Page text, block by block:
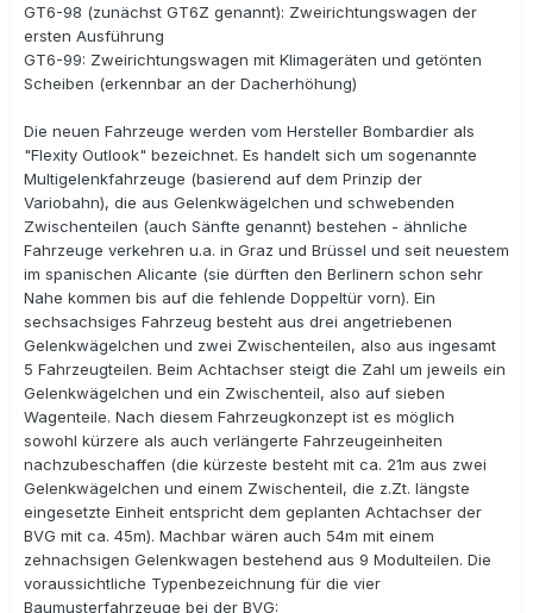
GT6-98 (zunächst GT6Z genannt): Zweirichtungswagen der
ersten Ausführung
GT6-99: Zweirichtungswagen mit Klimageräten und getönten
Scheiben (erkennbar an der Dacherhöhung)
Die neuen Fahrzeuge werden vom Hersteller Bombardier als
"Flexity Outlook" bezeichnet. Es handelt sich um sogenannte
Multigelenkfahrzeuge (basierend auf dem Prinzip der
Variobahn), die aus Gelenkwägelchen und schwebenden
Zwischenteilen (auch Sänfte genannt) bestehen - ähnliche
Fahrzeuge verkehren u.a. in Graz und Brüssel und seit neuestem
im spanischen Alicante (sie dürften den Berlinern schon sehr
Nahe kommen bis auf die fehlende Doppeltür vorn). Ein
sechsachsiges Fahrzeug besteht aus drei angetriebenen
Gelenkwägelchen und zwei Zwischenteilen, also aus ingesamt
5 Fahrzeugteilen. Beim Achtachser steigt die Zahl um jeweils ein
Gelenkwägelchen und ein Zwischenteil, also auf sieben
Wagenteile. Nach diesem Fahrzeugkonzept ist es möglich
sowohl kürzere als auch verlängerte Fahrzeugeinheiten
nachzubeschaffen (die kürzeste besteht mit ca. 21m aus zwei
Gelenkwägelchen und einem Zwischenteil, die z.Zt. längste
eingesetzte Einheit entspricht dem geplanten Achtachser der
BVG mit ca. 45m). Machbar wären auch 54m mit einem
zehnachsigen Gelenkwagen bestehend aus 9 Modulteilen. Die
voraussichtliche Typenbezeichnung für die vier
Baumusterfahrzeuge bei der BVG: